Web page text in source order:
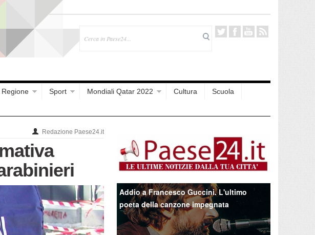
Regione Sport Mondiali Qatar 2022 Cultura
Scuola
Redazione Paese24.it
Addio a Francesco Guccini. L'ultimo
poeta della canzone impegnata